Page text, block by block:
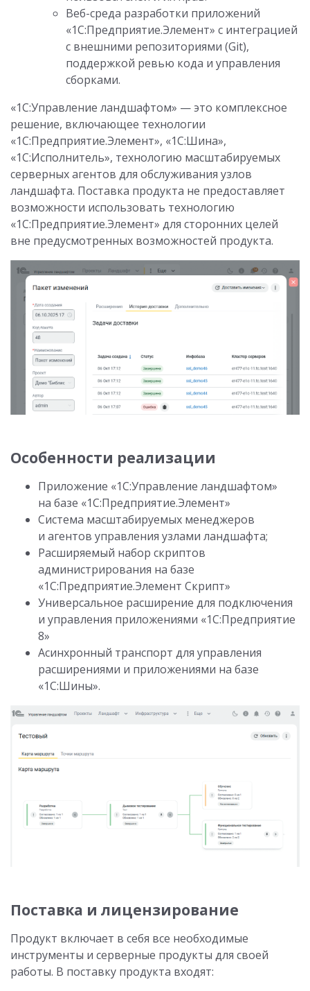
Веб-среда разработки приложений
«1С:Предприятие.Элемент» с интеграцией
с внешними репозиториями (Git),
поддержкой ревью кода и управления
сборками.
«1С:Управление ландшафтом» — это комплексное
решение, включающее технологии
«1С:Предприятие.Элемент», «1С:Шина»,
«1C:Исполнитель», технологию масштабируемых
серверных агентов для обслуживания узлов
ландшафта. Поставка продукта не предоставляет
возможности использовать технологию
«1С:Предприятие.Элемент» для сторонних целей
вне предусмотренных возможностей продукта.
Особенности реализации
Приложение «1С:Управление ландшафтом»
на базе «1С:Предприятие.Элемент»
Система масштабируемых менеджеров
и агентов управления узлами ландшафта;
Расширяемый набор скриптов
администрирования на базе
«1С:Предприятие.Элемент Скрипт»
Универсальное расширение для подключения
и управления приложениями «1С:Предприятие
8»
Асинхронный транспорт для управления
расширениями и приложениями на базе
«1С:Шины».
Поставка и лицензирование
Продукт включает в себя все необходимые
инструменты и серверные продукты для своей
работы. В поставку продукта входят: